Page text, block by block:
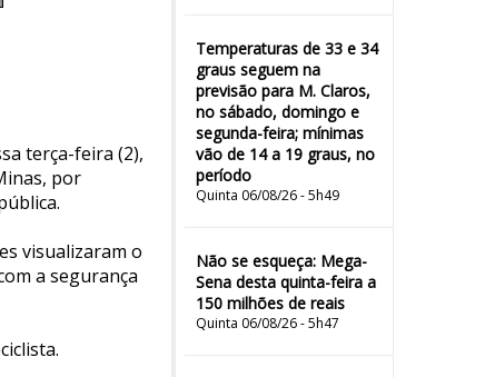
Temperaturas de 33 e 34
graus seguem na
previsão para M. Claros,
no sábado, domingo e
segunda-feira; mínimas
vão de 14 a 19 graus, no
período
Quinta 06/08/26 - 5h49
Não se esqueça: Mega-
Sena desta quinta-feira a
150 milhões de reais
Quinta 06/08/26 - 5h47
terça-feira (2),
por
visualizaram o
a segurança